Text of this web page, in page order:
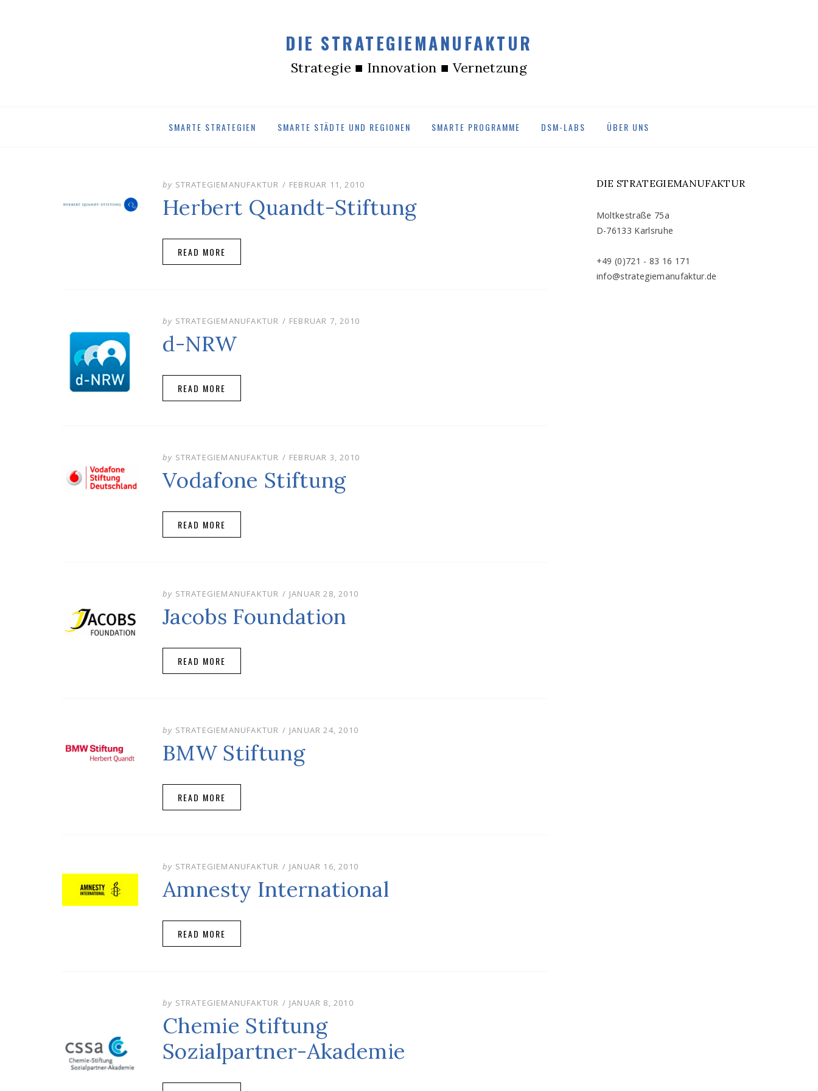
DIE STRATEGIEMANUFAKTUR
Strategie ■ Innovation ■ Vernetzung
SMARTE STRATEGIEN SMARTE STÄDTE UND REGIONEN SMARTE PROGRAMME DSM-LABS ÜBER UNS
by STRATEGIEMANUFAKTUR
POSTED
FEBRUAR 11, 2010
Herbert Quandt-Stiftung
READ MORE
by STRATEGIEMANUFAKTUR
POSTED
FEBRUAR 7, 2010
d-NRW
READ MORE
by STRATEGIEMANUFAKTUR
POSTED
ON
FEBRUAR 3, 2010
Vodafone Stiftung
READ MORE
by STRATEGIEMANUFAKTUR
POSTED
ON
JANUAR 28, 2010
Jacobs Foundation
READ MORE
by STRATEGIEMANUFAKTUR
POSTED
JANUAR 24, 2010
BMW Stiftung
READ MORE
by STRATEGIEMANUFAKTUR
POSTED
JANUAR 16, 2010
Amnesty International
READ MORE
by STRATEGIEMANUFAKTUR
POSTED
JANUAR 8, 2010
Chemie Stiftung
Sozialpartner-Akademie
DIE STRATEGIEMANUFAKTUR
Moltkestraße 75a
D-76133 Karlsruhe
+49 (0)721 - 83 16 171
info@strategiemanufaktur.de